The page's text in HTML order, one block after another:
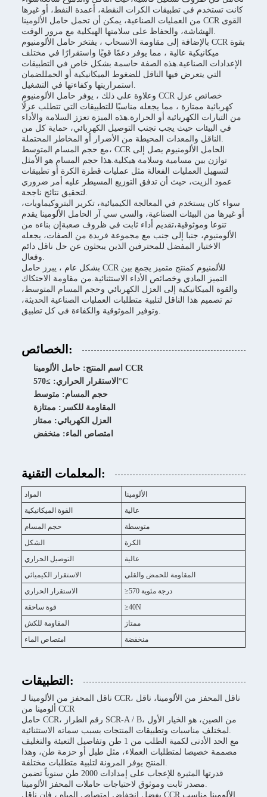
كانت تستخدم في تطبيقات الكرات النقطة، أعمدة النفط، أو غيرها
من العمليات الصناعية، يمكن أن تحمل حامل الألومينا CCR القوى
الهشاشة، والحفاظ على سلامتها الهيكلية مع مرور الوقت.
بالإضافة إلى مقاومة الانسحاب ، يفتخر حامل الألومنيوم CCR بقوة
ميكانيكية عالية ، مما يوفر دعمًا قويًا واستقرارًا في مختلف
الإعدادات الصناعية.هذه الصفة حاسمة بشكل خاص في التطبيقات
التي يتعرض فيها الناقل للضغوط الميكانيكية أو الحمللضمان
استمراريتها وكفاءتها في التشغيل.
وعلاوة على ذلك ، يوفر حامل الألومنيوم CCR خصائص عزل
كهربائية ممتازة ، مما يجعله مناسبًا للتطبيقات التي تتطلب عزلًا
من التيارات الكهربائية أو الحرارة.هذه الميزة تعزز السلامة والأداء
في البيئات حيث يجب تجنب التوصيل الكهربائي، حماية كل من
الناقل والمعدات المحيطة من الأضرار أو المخاطر المحتملة.
مع حجم المسام المتوسط، CCR الحامل الألومنيوم يصل إلى
توازن بين مسامية وسلامة هيكلية.هذا حجم المسام هو الأمثل
لتسهيل العمليات الفعالة مثل عمليات قطرة الكرة أو تطبيقات
عمود الزيت، حيث أن تدفق التوزيع المسيطر عليه أمر ضروري
لتحقيق نتائج ناجحة.
سواء كان يستخدم في المعالجة الكيميائية، تكرير البتروكيماويات،
أو غيرها من البيئات الصناعية، والسي سي آر الحامل الألومينا يقدم
تنوعا وموثوقية،تقديم أداء ثابت في ظروف صعبةإن بناءه من
الألومنيوم، جنبا إلى جنب مع مجموعة فريدة من الصفات، يجعله
الاختيار المفضل للمحترفين الذين يبحثون عن حل ناقل دائم
وفعال.
بشكل عام ، يبرز حامل CCR للألمنيوم كمنتج متميز يجمع بين
التميز المادي وخصائص الأداء الاستثنائية.من مقاومة الاحتكاك
والقوة الميكانيكية إلى العزل الكهربائي وحجم المسام المتوسط،
تم تصميم هذا الناقل لتلبية متطلبات العمليات الصناعية الحديثة،
وتوفير الموثوقية والكفاءة في كل تطبيق.
الخصائص:
اسم المنتج: حامل الألومينا CCR
الاستقرار الحراري: ≥570°C
حجم المسام: متوسط
المقاومة للكسر: ممتازة
العزل الكهربائي: ممتاز
امتصاص الماء: منخفض
المعلمات التقنية:
المواد
الألومينا
القوة الميكانيكية
عالية
حجم المسام
متوسطة
الشكل
الكرة
التوصيل الحراري
عالية
الاستقرار الكيميائي
المقاومة للحمض والقلي
الاستقرار الحراري
≥570 درجة مئوية
قوة ساحقة
≥40N
المقاومة للكش
ممتاز
امتصاص الماء
منخفضة
التطبيقات:
ناقل المحفز من الألومينا لـ CCR، ناقل المحفز من الألومينا، ناقل
ألومينا من CCR
حامل CCR، رقم الطراز SCR-A / B، من الصين، هو الخيار الأول
لمختلف مناسبات وتطبيقات المنتجات بسبب سماته الاستثنائية.
مع الحد الأدنى لكمية الطلب من 1 طن وتفاصيل التعبئة والتغليف
مصممة خصيصا لمتطلبات العملاء، مثل طبل أو حزمة طن، وهذا
المنتج يوفر المرونة لتلبية متطلبات مختلفة.
قدرتها المثيرة للإعجاب على إمدادات 2000 طن سنوياً تضمن
مصدر ثابت وموثوق لاحتياجات حاملات المحفز الألومينا.
بفضل انخفاض امتصاص المياه ، فإن ناقل CCR الألومينا مناسب